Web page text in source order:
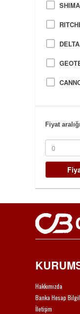
MAT
MAT
MAT
SİYAH/
DELTA
GT
M-
Fiyat
Hakkımızda
Banka Hesap
İletişim